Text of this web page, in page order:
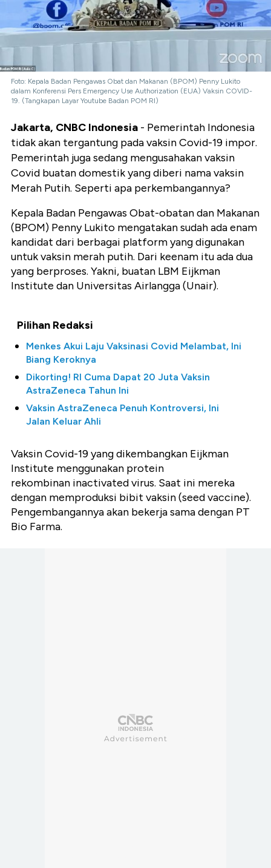
Foto: Kepala Badan Pengawas Obat dan Makanan (BPOM) Penny Lukito
dalam Konferensi Pers Emergency Use Authorization (EUA) Vaksin COVID-
19. (Tangkapan Layar Youtube Badan POM RI)
Jakarta, CNBC Indonesia - Pemerintah Indonesia
tidak akan tergantung pada vaksin Covid-19 impor.
Pemerintah juga sedang mengusahakan vaksin
Covid buatan domestik yang diberi nama vaksin
Merah Putih. Seperti apa perkembangannya?
Kepala Badan Pengawas Obat-obatan dan Makanan
(BPOM) Penny Lukito mengatakan sudah ada enam
kandidat dari berbagai platform yang digunakan
untuk vaksin merah putih. Dari keenam itu ada dua
yang berproses. Yakni, buatan LBM Eijkman
Institute dan Universitas Airlangga (Unair).
Pilihan Redaksi
Menkes Akui Laju Vaksinasi Covid Melambat, Ini
Biang Keroknya
Dikorting! RI Cuma Dapat 20 Juta Vaksin
AstraZeneca Tahun Ini
Vaksin AstraZeneca Penuh Kontroversi, Ini
Jalan Keluar Ahli
Vaksin Covid-19 yang dikembangkan Eijkman
Institute menggunakan protein
rekombinan inactivated virus. Saat ini mereka
dengan memproduksi bibit vaksin (seed vaccine).
Pengembangannya akan bekerja sama dengan PT
Bio Farma.